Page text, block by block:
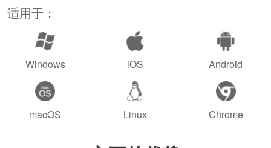
适用于：
Windows iOS Android
macOS Linux Chrome